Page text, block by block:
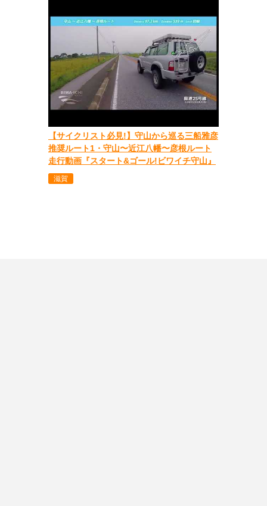
【サイクリスト必見!】守山から巡る三船雅彦
推奨ルート1・守山〜近江八幡〜彦根ルート
走行動画『スタート&ゴール!ビワイチ守山』
滋賀